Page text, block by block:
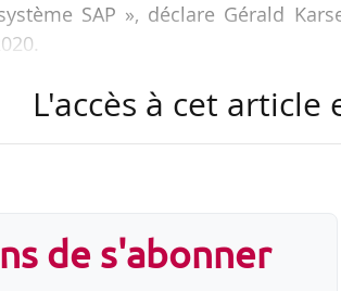
SAP », déclare Gérald
technologiques pour la gestion
d’emploi inscrits à Pôle
de niveau BEP à bac + 5 pour
L'accès à cet
de s'abonner